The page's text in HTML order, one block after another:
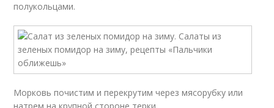
полукольцами.
Морковь почистим и перекрутим через мясорубку или